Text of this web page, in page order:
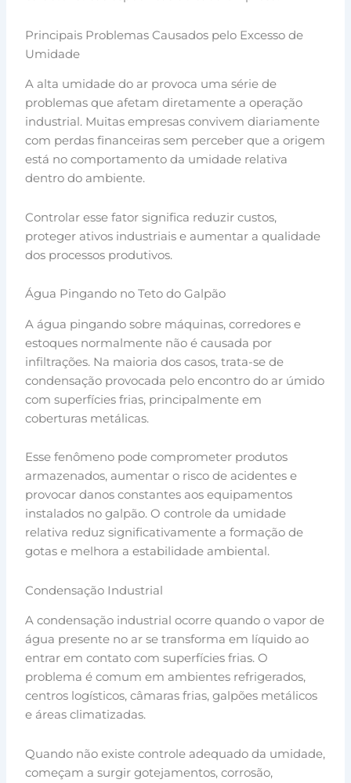
Principais Problemas Causados pelo Excesso de
Umidade
A alta umidade do ar provoca uma série de
problemas que afetam diretamente a operação
industrial. Muitas empresas convivem diariamente
com perdas financeiras sem perceber que a origem
está no comportamento da umidade relativa
dentro do ambiente.
Controlar esse fator significa reduzir custos,
proteger ativos industriais e aumentar a qualidade
dos processos produtivos.
Água Pingando no Teto do Galpão
A água pingando sobre máquinas, corredores e
estoques normalmente não é causada por
infiltrações. Na maioria dos casos, trata-se de
condensação provocada pelo encontro do ar úmido
com superfícies frias, principalmente em
coberturas metálicas.
Esse fenômeno pode comprometer produtos
armazenados, aumentar o risco de acidentes e
provocar danos constantes aos equipamentos
instalados no galpão. O controle da umidade
relativa reduz significativamente a formação de
gotas e melhora a estabilidade ambiental.
Condensação Industrial
A condensação industrial ocorre quando o vapor de
água presente no ar se transforma em líquido ao
entrar em contato com superfícies frias. O
problema é comum em ambientes refrigerados,
centros logísticos, câmaras frias, galpões metálicos
e áreas climatizadas.
Quando não existe controle adequado da umidade,
começam a surgir gotejamentos, corrosão,